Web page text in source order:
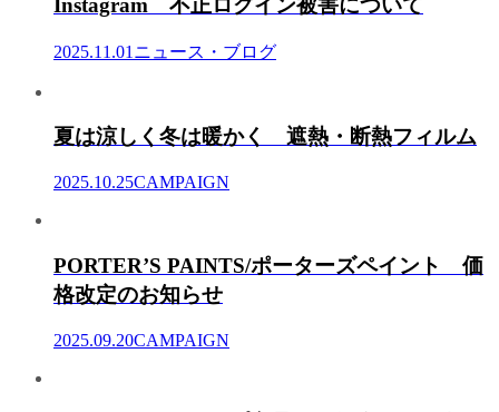
Instagram 不正ログイン被害について
2025.11.01 ニュース・ブログ
夏は涼しく冬は暖かく 遮熱・断熱フィルム
2025.10.25CAMPAIGN
PORTER’S PAINTS/ポーターズペイント 価
格改定のお知らせ
2025.09.20CAMPAIGN